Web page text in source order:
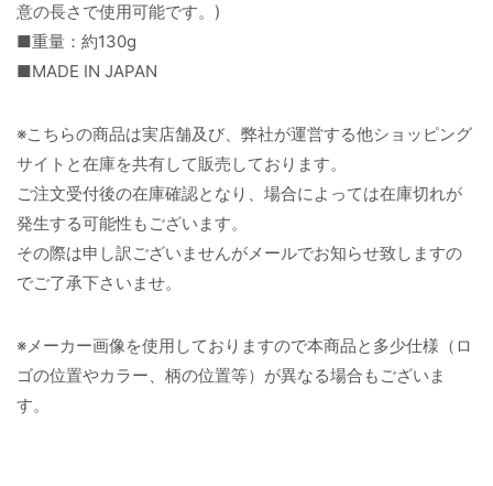
意の長さで使用可能です。)
■重量：約130g
■MADE IN JAPAN
※こちらの商品は実店舗及び、弊社が運営する他ショッピング
サイトと在庫を共有して販売しております。
ご注文受付後の在庫確認となり、場合によっては在庫切れが
発生する可能性もございます。
その際は申し訳ございませんがメールでお知らせ致しますの
でご了承下さいませ。
※メーカー画像を使用しておりますので本商品と多少仕様（ロ
ゴの位置やカラー、柄の位置等）が異なる場合もございま
す。